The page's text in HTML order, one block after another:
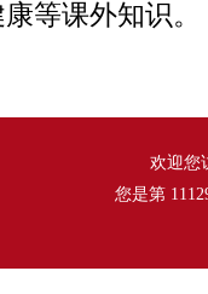
等课外知识。
欢迎您
您是第